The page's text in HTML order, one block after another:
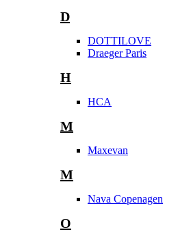
D
DOTTILOVE
Draeger Paris
H
HCA
M
Maxevan
M
Nava Copenagen
O